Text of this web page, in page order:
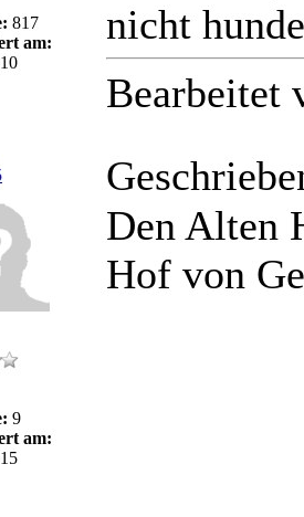
817
am:
nicht
Bearbeitet
9
am:
Den Alten
Hof von